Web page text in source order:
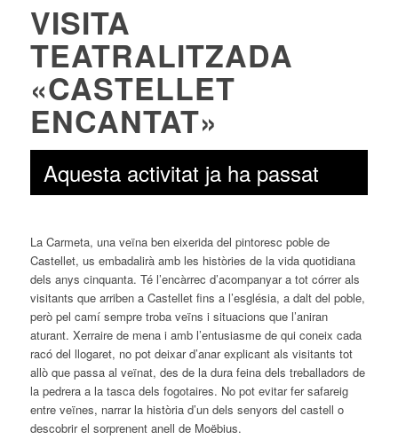
VISITA
TEATRALITZADA
«CASTELLET
ENCANTAT»
Aquesta activitat ja ha passat
La Carmeta, una veïna ben eixerida del pintoresc poble de
Castellet, us embadalirà amb les històries de la vida quotidiana
dels anys cinquanta. Té l’encàrrec d’acompanyar a tot córrer als
visitants que arriben a Castellet fins a l’església, a dalt del poble,
però pel camí sempre troba veïns i situacions que l’aniran
aturant. Xerraire de mena i amb l’entusiasme de qui coneix cada
racó del llogaret, no pot deixar d’anar explicant als visitants tot
allò que passa al veïnat, des de la dura feina dels treballadors de
la pedrera a la tasca dels fogotaires. No pot evitar fer safareig
entre veïnes, narrar la història d’un dels senyors del castell o
descobrir el sorprenent anell de Moëbius.